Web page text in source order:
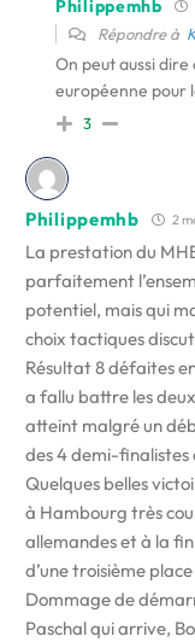
Philippemhb
Répondre à
On peut aussi
européenne pour
3
Philippemhb 2
La prestation du
parfaitement
potentiel, mais qui
choix tactiques
Résultat 8 défaites
a fallu battre les
atteint malgré un
des 4 demi-finalistes
Quelques belles
à Hambourg très
allemandes et à la
d’une troisième
Dommage de
Paschal qui arrive,